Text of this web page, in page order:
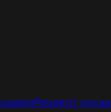
Peugeot